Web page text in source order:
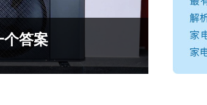
个答案 空调